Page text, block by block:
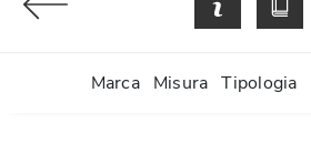
Marca Misura Tipologia